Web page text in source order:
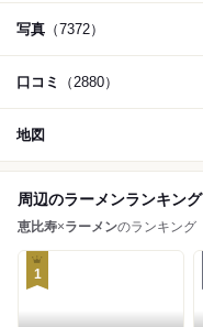
写真 （7372）
口コミ （2880）
地図
周辺のラーメンランキング
恵比寿×ラーメンのランキング
1